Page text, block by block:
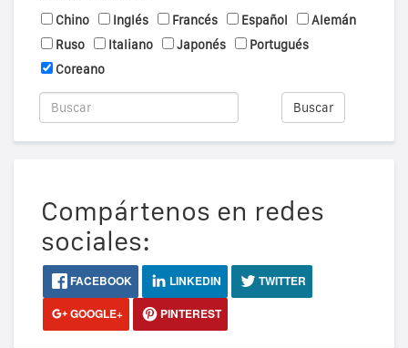
Chino
Inglés Francés Español
Alemán
Ruso
Italiano Japonés
Portugués
Coreano
Buscar
Compártenos en redes
sociales:
FACEBOOK LINKEDIN
TWITTER
GOOGLE+
PINTEREST